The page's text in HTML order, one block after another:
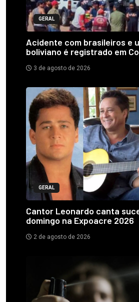
GERAL
Acidente com brasileiros e
boliviano é registrado em
3 de agosto de 2026
GERAL
Cantor Leonardo canta
domingo na Expoacre 2026
2 de agosto de 2026